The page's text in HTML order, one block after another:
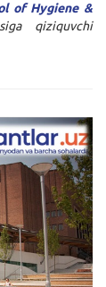
of Hygiene &
qiziquvchi